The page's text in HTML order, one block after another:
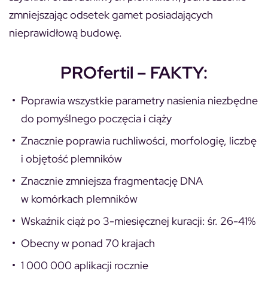
zmniejszając odsetek gamet posiadających
nieprawidłową budowę.
PROfertil – FAKTY:
Poprawia wszystkie parametry nasienia niezbędne
do pomyślnego poczęcia i ciąży
Znacznie poprawia ruchliwości, morfologię, liczbę
i objętość plemników
Znacznie zmniejsza fragmentację DNA
w komórkach plemników
Wskaźnik ciąż po 3-miesięcznej kuracji: śr. 26-41%
Obecny w ponad 70 krajach
1 000 000 aplikacji rocznie